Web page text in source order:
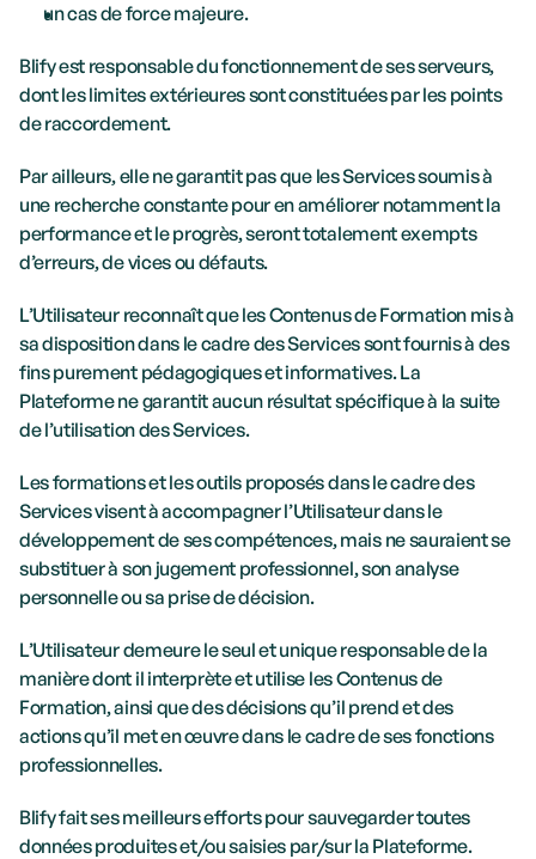
un cas de force majeure.
Blify est responsable du fonctionnement de ses serveurs,
dont les limites extérieures sont constituées par les points
de raccordement.
Par ailleurs, elle ne garantit pas que les Services soumis à
une recherche constante pour en améliorer notamment la
performance et le progrès, seront totalement exempts
d’erreurs, de vices ou défauts.
L’Utilisateur reconnaît que les Contenus de Formation mis à
sa disposition dans le cadre des Services sont fournis à des
fins purement pédagogiques et informatives. La
Plateforme ne garantit aucun résultat spécifique à la suite
de l’utilisation des Services.
Les formations et les outils proposés dans le cadre des
Services visent à accompagner l’Utilisateur dans le
développement de ses compétences, mais ne sauraient se
substituer à son jugement professionnel, son analyse
personnelle ou sa prise de décision.
L’Utilisateur demeure le seul et unique responsable de la
manière dont il interprète et utilise les Contenus de
Formation, ainsi que des décisions qu’il prend et des
actions qu’il met en œuvre dans le cadre de ses fonctions
professionnelles.
Blify fait ses meilleurs efforts pour sauvegarder toutes
données produites et/ou saisies par/sur la Plateforme.